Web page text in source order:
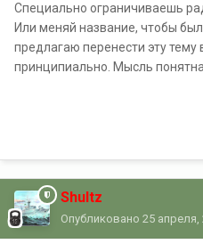
Специально ограничиваешь
Или меняй название, чтобы
предлагаю перенести эту тему
принципиально. Мысль
Shultz
Опубликовано 25 апреля,